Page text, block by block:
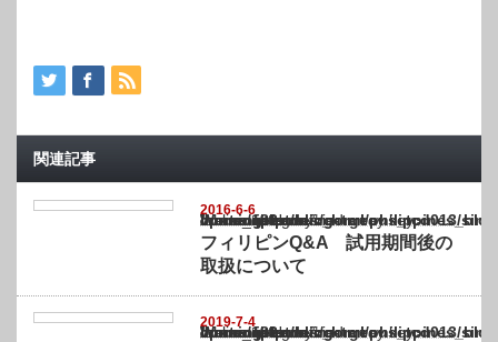
関連記事
2016-6-6
Warning
: Undefined array key "show_category" in
/home/netst/kuno-cpa.co.jp/public_html/philippines_blog/wp-content/themes/
on line183
フィリピンQ&A 試用期間後の
取扱について
2019-7-4
Warning
: Undefined array key "show_category" in
/home/netst/kuno-cpa.co.jp/public_html/philippines_blog/wp-content/themes/
on line183